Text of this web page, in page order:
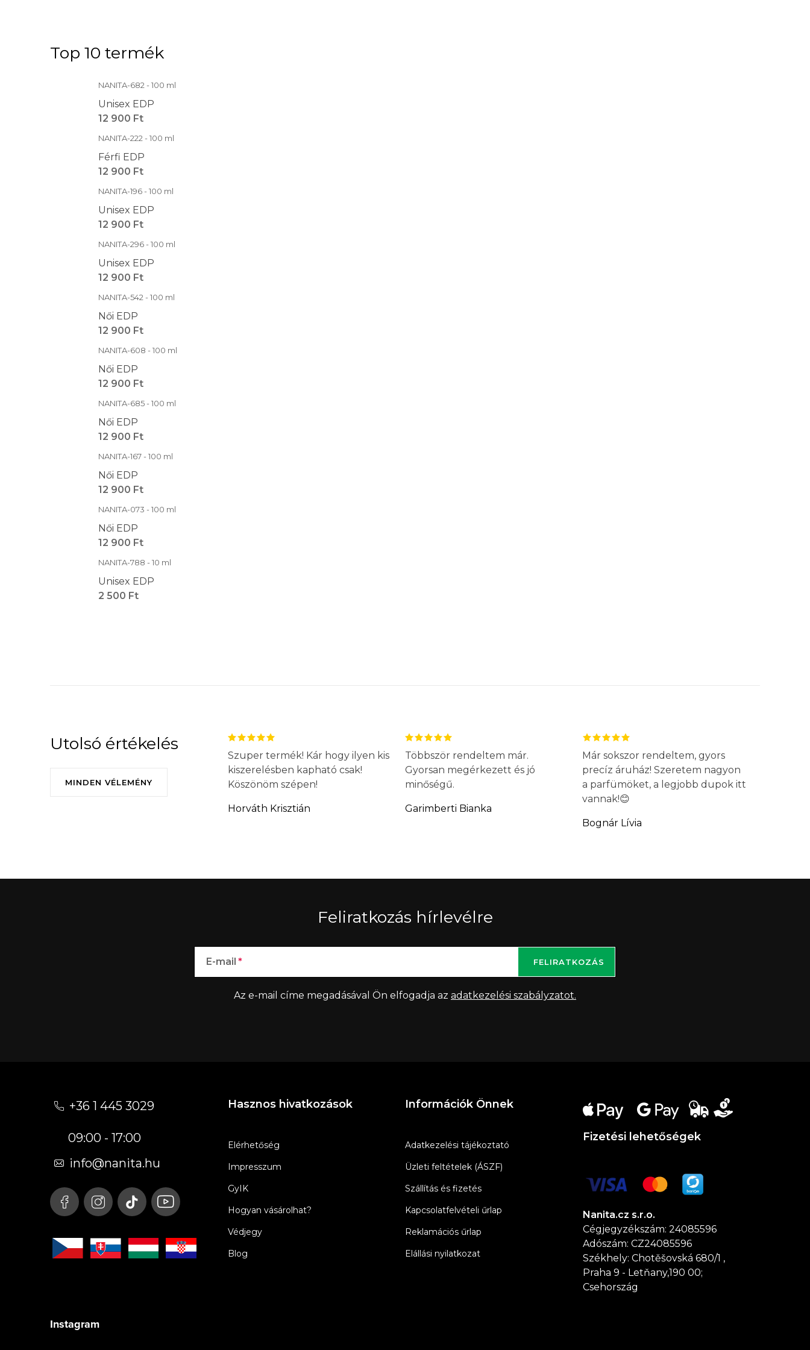
Top 10 termék
NANITA-682 - 100 ml
Unisex EDP
12 900 Ft
NANITA-222 - 100 ml
Férfi EDP
12 900 Ft
NANITA-196 - 100 ml
Unisex EDP
12 900 Ft
NANITA-296 - 100 ml
Unisex EDP
12 900 Ft
NANITA-542 - 100 ml
Női EDP
12 900 Ft
NANITA-608 - 100 ml
Női EDP
12 900 Ft
NANITA-685 - 100 ml
Női EDP
12 900 Ft
NANITA-167 - 100 ml
Női EDP
12 900 Ft
NANITA-073 - 100 ml
Női EDP
12 900 Ft
NANITA-788 - 10 ml
Unisex EDP
2 500 Ft
Utolsó értékelés
MINDEN VÉLEMÉNY
Szuper termék! Kár hogy ilyen kis
kiszerelésben kapható csak!
Köszönöm szépen!
Horváth Krisztián
Többször rendeltem már.
Gyorsan megérkezett és jó
minőségű.
Garimberti Bianka
Már sokszor rendeltem, gyors
precíz áruház! Szeretem nagyon
a parfümöket, a legjobb dupok itt
vannak!😊
Bognár Lívia
Feliratkozás hírlevélre
E-mail
Az e-mail címe megadásával Ön elfogadja az adatkezelési szabályzatot.
FELIRATKOZÁS
+36 1 445 3029
09:00 - 17:00
info@nanita.hu
Hasznos hivatkozások
Elérhetőség
Impresszum
GyIK
Hogyan vásárolhat?
Védjegy
Blog
Információk Önnek
Adatkezelési tájékoztató
Üzleti feltételek (ÁSZF)
Szállítás és fizetés
Kapcsolatfelvételi űrlap
Reklamációs űrlap
Elállási nyilatkozat
Fizetési lehetőségek
Nanita.cz s.r.o.
Cégjegyzékszám: 24085596
Adószám: CZ24085596
Székhely: Chotěšovská 680/1 ,
Praha 9 - Letňany,190 00;
Csehország
Instagram